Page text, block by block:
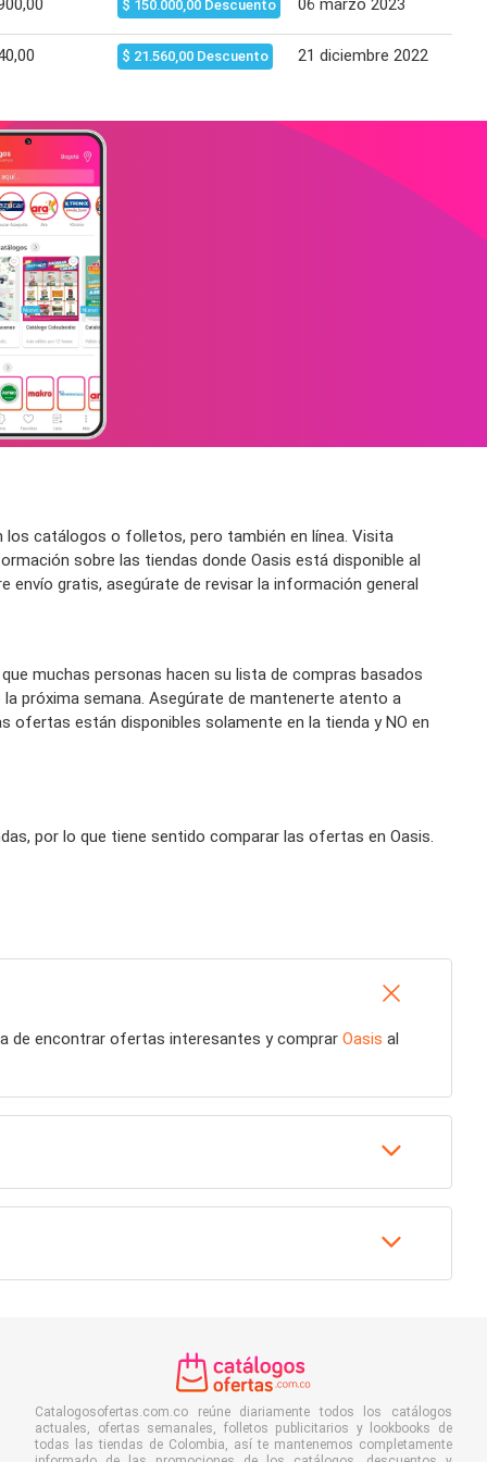
$ 150.000,00 Descuento 06 marzo 2023
$ 21.560,00 Descuento 21 diciembre 2022
catálogos o folletos, pero también en línea. Visita
sobre las tiendas donde Oasis está disponible al
gratis, asegúrate de revisar la información general
muchas personas hacen su lista de compras basados
próxima semana. Asegúrate de mantenerte atento a
ofertas están disponibles solamente en la tienda y NO en
por lo que tiene sentido comparar las ofertas en Oasis.
de encontrar ofertas interesantes y comprar Oasis al
Catalogosofertas.com.co reúne diariamente todos los catálogos
actuales, ofertas semanales, folletos publicitarios y lookbooks de
todas las tiendas de Colombia, así te mantenemos completamente